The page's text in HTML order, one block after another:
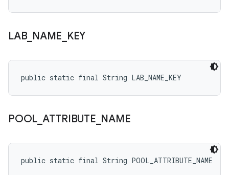
LAB_ NAME KEY
public static final String LAB_NAME_KEY
POOL ATTRIBUTE NAME
public static final String POOL_ATTRIBUTE_NAME